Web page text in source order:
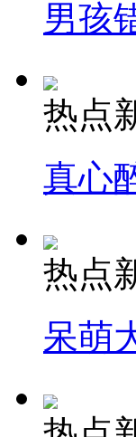
男孩
热点
真心
热点
呆萌